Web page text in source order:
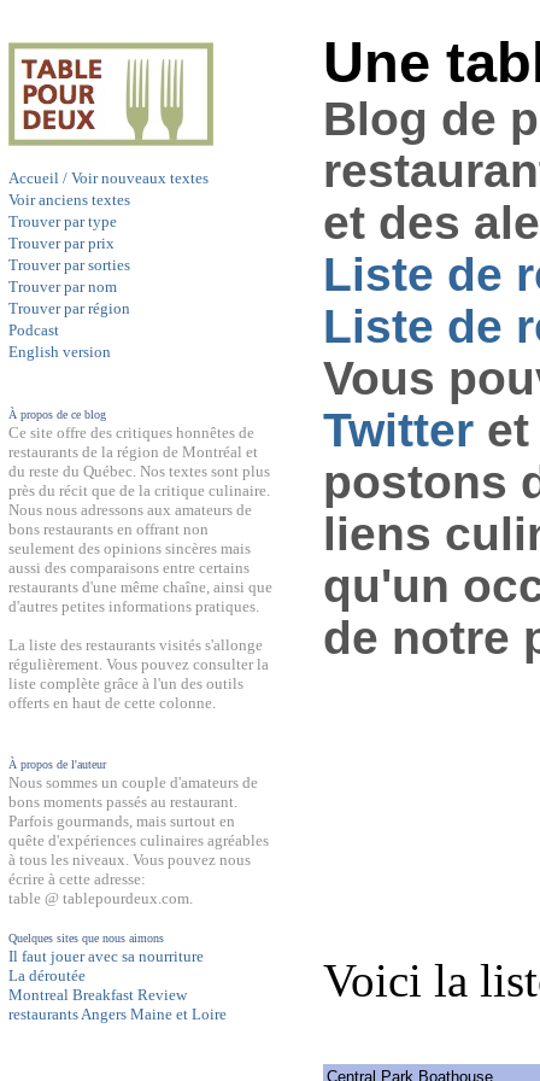
Accueil / Voir nouveaux textes
Voir anciens textes
Trouver par type
Trouver par prix
Trouver par sorties
Trouver par nom
Trouver par région
Podcast
English version
À propos de ce blog
Ce site offre des critiques honnêtes de
restaurants de la région de Montréal et
du reste du Québec. Nos textes sont plus
près du récit que de la critique culinaire.
Nous nous adressons aux amateurs de
bons restaurants en offrant non
seulement des opinions sincères mais
aussi des comparaisons entre certains
restaurants d'une même chaîne, ainsi que
d'autres petites informations pratiques.
La liste des restaurants visités s'allonge
régulièrement. Vous pouvez consulter la
liste complète grâce à l'un des outils
offerts en haut de cette colonne.
À propos de l'auteur
Nous sommes un couple d'amateurs de
bons moments passés au restaurant.
Parfois gourmands, mais surtout en
quête d'expériences culinaires agréables
à tous les niveaux. Vous pouvez nous
écrire à cette adresse:
table @ tablepourdeux.com.
Quelques sites que nous aimons
Il faut jouer avec sa nourriture
La déroutée
Montreal Breakfast Review
restaurants Angers Maine et Loire
Une
Blog de
et des
Liste de
Liste de
Vous
Twitter
postons
liens
qu'un
de notre
Voici la
Central Park Boathouse